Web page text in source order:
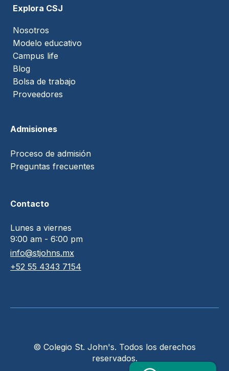
Explora CSJ
Nosotros
Modelo educativo
Campus life
Blog
Bolsa de trabajo
Proveedores
Admisiones
Proceso de admisión
Preguntas frecuentes
Contacto
Lunes a viernes
9:00 am - 6:00 pm
info@stjohns.mx
+52 55 4343 7154
© Colegio St. John's. Todos los derechos
reservados.